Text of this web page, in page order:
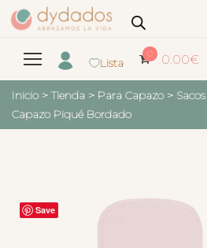
Lista
0 0.00€
Inicio > Tienda > Para Capazo >
Capazo Piqué Bordado
Save